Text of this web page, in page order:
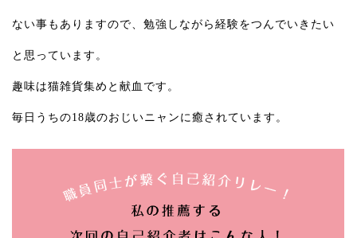
ない事もありますので、勉強しながら経験をつんでいきたい
と思っています。
趣味は猫雑貨集めと献血です。
毎日うちの18歳のおじいニャンに癒されています。